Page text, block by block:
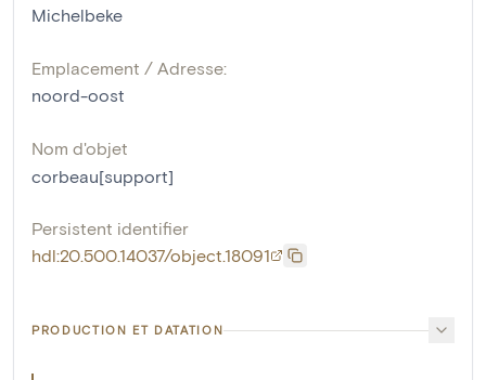
Michelbeke
Emplacement / Adresse:
noord-oost
Nom d'objet
corbeau[support]
Persistent identifier
hdl:20.500.14037/object.18091
PRODUCTION ET DATATION